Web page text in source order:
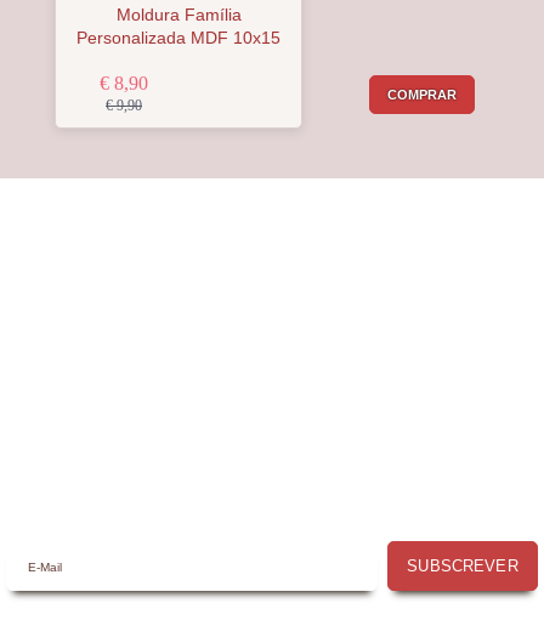
Moldura Família
Personalizada MDF 10x15
€ 8,90
€ 9,90
COMPRAR
SUBSCREVER